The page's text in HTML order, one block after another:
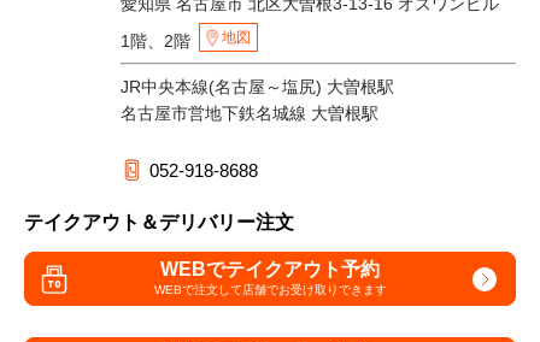
1階、2階
地図
JR中央本線(名古屋～塩尻) 大曽根駅
名古屋市営地下鉄名城線 大曽根駅
052-918-8688
テイクアウト＆デリバリー注文
WEBでテイクアウト予約
WEBで注文して店舗でお受け取りできます